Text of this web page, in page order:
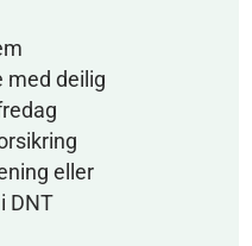
med deilig
eller
DNT